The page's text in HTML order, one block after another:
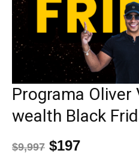
Programa Oliver
wealth Black
$9,997 $197